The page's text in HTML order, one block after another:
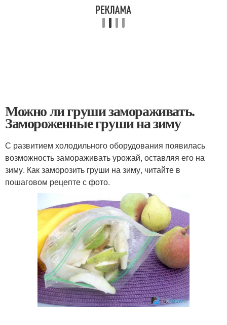
Можно ли груши замораживать.
Замороженные груши на зиму
С развитием холодильного оборудования появилась
возможность замораживать урожай, оставляя его на
зиму. Как заморозить груши на зиму, читайте в
пошаговом рецепте с фото.